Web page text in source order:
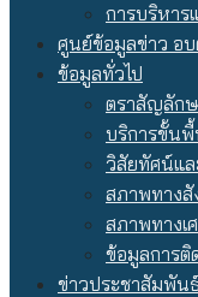
การบริหา
ศูนย์ข้อมูลข่าว อบ
ข้อมูลทั่วไป
ตราสัญลัก
บริการขั้น
วิสัยทัศน์แ
สภาพทางสั
สภาพทางเ
ข้อมูลการติ
ข่าวประชาสัมพันธ์